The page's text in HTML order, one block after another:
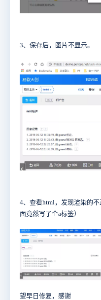
3、保存后，图片不显示。
4、查看html，发现渲染的
面竟然写了个a标签）
望早日修复，感谢